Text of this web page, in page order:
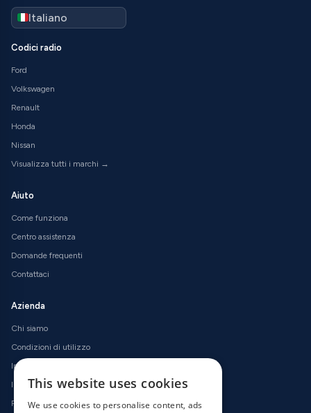
Codici radio
Ford
Volkswagen
Renault
Honda
Nissan
Visualizza tutti i marchi →
Aiuto
Come funziona
Centro assistenza
Domande frequenti
Contattaci
Azienda
Chi siamo
Condizioni di utilizzo
Informativa sulla privacy
Informativa sui cookie
Politica di rimborso
This website uses cookies
We use cookies to personalise content, ads